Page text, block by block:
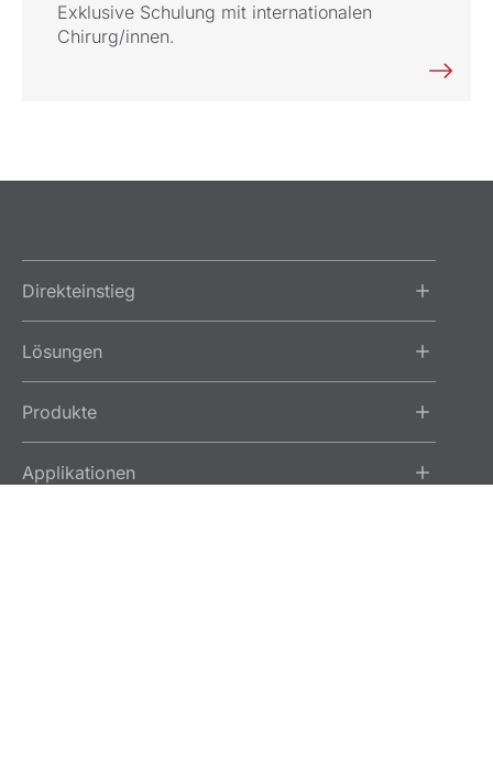
Exklusive Schulung mit internationalen
Chirurg/innen.
Direkteinstieg
Lösungen
Produkte
Applikationen